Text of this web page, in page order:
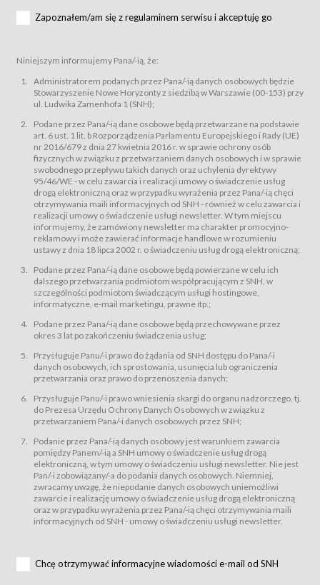
za pośrednictwem Serwisu;
podmiotom z branży mediów i filmowej (Akredytacje);
Bilety – wybrane dokumenty potwierdzające zawarcie umowy z
Usługodawcą i uprawniające do wzięcia udziału w Wydarzeniu,
przewidziane przez Usługodawcę dla danego Wydarzenia, tj. uprawniające
do uczestnictwa w wielu albo w pojedynczych seansach filmowych,
Sklep – sklep internetowy prowadzony przez Usługodawcę w Serwisie;
Regulamin – niniejszy regulamin.
§ 2
Postanowienia ogólne
Regulamin określa zasady:
świadczenia Usługobiorcom Usług przez Usługodawcę, z
zastrzeżeniem usług, o których mowa w ust. 2 pkt. 4 i 5 poniżej, których
zasady świadczenia precyzują odrębne regulaminy,
przetwarzania przez Usługodawcę danych osobowych Usługobiorców
będących osobami fizycznymi.
świadczy Usługi drogą elektroniczną w rozumieniu ustawy z dnia 18 lipca
2002 r. o świadczeniu usług drogą elektroniczną (Dz.U. z 2002 r., Nr 144, poz.
1204, z późń. zm.). Usługi świadczone są nieodpłatnie.
usługę przeglądania i odczytywania przez Usługobiorców materiałów
zamieszczanych w Serwisie,
usługę utrzymywania konta użytkownika w Serwisie,
usługę newsletter,
usługę zawierania na odległość umów nabycia Karnetów i Biletów,
usługę zawierania na odległość umów sprzedaży w Sklepie.
dnia 18 lipca 2002 r. o świadczeniu usług drogą elektroniczną (Dz.U. z 2002
r., Nr 144, poz. 1204, z późń. zm.). Usługi świadczone są nieodpłatnie.
Na zasadach określonych w Regulaminie dostęp do Serwisu jest otwarty dla
Usługobiorca przed rozpoczęciem korzystania z Serwisu jest zobowiązany
zapoznać się z Regulaminem. Założenie konta w Serwisie oraz zamówienie
usługi newsletter za pośrednictwem przeznaczonego do tego formularza
zamieszczonego na stronach Serwisu dostępnych dla wszystkich
Usługobiorców wymaga akceptacji postanowień Regulaminu.
Usługobiorca zobowiązany jest do przestrzegania postanowień Regulaminu
od chwili rozpoczęcia korzystania z Serwisu.
Regulamin jest udostępniony Usługobiorcom nieodpłatnie za
Warunki techniczne korzystania z Usług
Zapoznałem/am się z regulaminem serwisu i akceptuję go
Niniejszym informujemy Pana/-ią, że:
Administratorem podanych przez Pana/-ią danych osobowych będzie
Stowarzyszenie Nowe Horyzonty z siedzibą w Warszawie (00-153) przy
ul. Ludwika Zamenhofa 1 (SNH);
Podane przez Pana/-ią dane osobowe będą przetwarzane na podstawie
art. 6 ust. 1 lit. b Rozporządzenia Parlamentu Europejskiego i Rady (UE)
nr 2016/679 z dnia 27 kwietnia 2016 r. w sprawie ochrony osób
fizycznych w związku z przetwarzaniem danych osobowych i w sprawie
swobodnego przepływu takich danych oraz uchylenia dyrektywy
95/46/WE - w celu zawarcia i realizacji umowy o świadczenie usług
drogą elektroniczną oraz w przypadku wyrażenia przez Pana/-ią chęci
otrzymywania maili informacyjnych od SNH - również w celu zawarcia i
realizacji umowy o świadczenie usługi newsletter. W tym miejscu
informujemy, że zamówiony newsletter ma charakter promocyjno-
reklamowy i może zawierać informacje handlowe w rozumieniu
ustawy z dnia 18 lipca 2002 r. o świadczeniu usług drogą elektroniczną;
Podane przez Pana/-ią dane osobowe będą powierzane w celu ich
dalszego przetwarzania podmiotom współpracującym z SNH, w
szczególności podmiotom świadczącym usługi hostingowe,
informatyczne, e-mail marketingu, prawne itp.;
Podane przez Pana/-ią dane osobowe będą przechowywane przez
okres 3 lat po zakończeniu świadczenia usług;
Przysługuje Panu/-i prawo do żądania od SNH dostępu do Pana/-i
danych osobowych, ich sprostowania, usunięcia lub ograniczenia
przetwarzania oraz prawo do przenoszenia danych;
Przysługuje Panu/-i prawo wniesienia skargi do organu nadzorczego, tj.
do Prezesa Urzędu Ochrony Danych Osobowych w związku z
przetwarzaniem Pana/-i danych osobowych przez SNH;
Podanie przez Pana/-ią danych osobowy jest warunkiem zawarcia
pomiędzy Panem/-ią a SNH umowy o świadczenie usług drogą
elektroniczną, w tym umowy o świadczeniu usługi newsletter. Nie jest
Pan/-i zobowiązany/-a do podania danych osobowych. Niemniej,
zwracamy uwagę, że niepodanie danych osobowych uniemożliwi
zawarcie i realizację umowy o świadczenie usług drogą elektroniczną
oraz w przypadku wyrażenia przez Pana/-ią chęci otrzymywania maili
informacyjnych od SNH - umowy o świadczeniu usługi newsletter.
Chcę otrzymywać informacyjne wiadomości e-mail od SNH